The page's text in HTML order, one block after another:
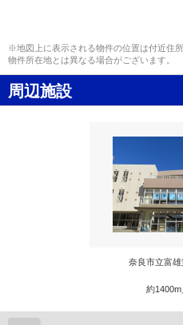
※地図上に表示される物件の位置は付近住
物件所在地とは異なる場合がございます。
周辺施設
奈良市立富
約